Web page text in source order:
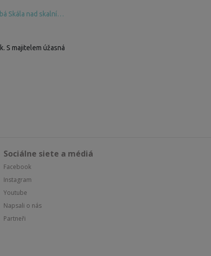
S výhledem na Trosky - Český ráj u zámku Hrubá Skála nad skalním městem, svoboda pohybu a nepřeberné množství aktivit.
S majitelem úžasná
Sociálne siete a médiá
Facebook
Instagram
Youtube
Napsali o nás
Partneři